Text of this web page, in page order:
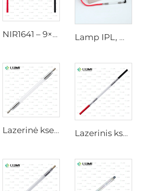
NIR1641 – 9×45×110 mm Lamp IPL, modelis 9-45-100 Wire
Lazerinė ksenono lempa L2851 – 5×105×175 mm Lazerinis ksenono lempa L1921 - 7×60×125 mm